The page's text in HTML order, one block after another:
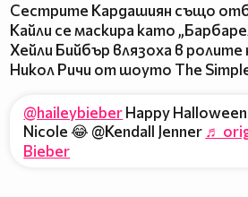
Сестрите Кардашиян също
Кайли се маскира като
Хейли Бийбър влязоха в ролите
Никол Ричи от шоуто The
@haileybieberHappy
Nicole 😂 @Kendall Jenner ♬
Bieber